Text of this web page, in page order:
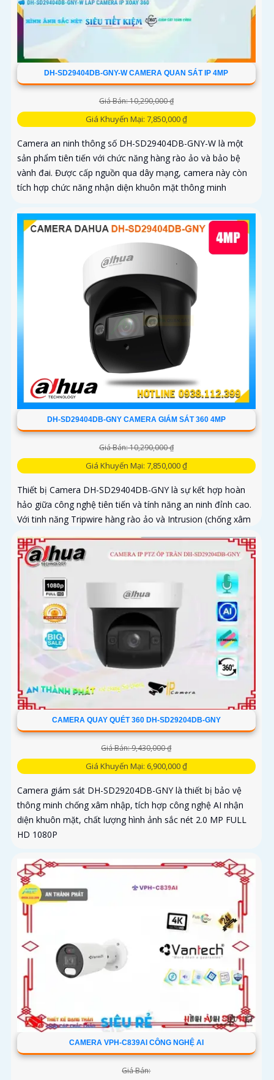
DH-SD29404DB-GNY-W CAMERA QUAN SÁT IP 4MP
Giá Bán: 10,290,000 ₫
Giá Khuyến Mại: 7,850,000 ₫
Camera an ninh thông số DH-SD29404DB-GNY-W là một
sản phẩm tiên tiến với chức năng hàng rào ảo và bảo bệ
vành đai. Được cấp nguồn qua dây mạng, camera này còn
tích hợp chức năng nhận diện khuôn mặt thông minh
DH-SD29404DB-GNY CAMERA GIÁM SÁT 360 4MP
Giá Bán: 10,290,000 ₫
Giá Khuyến Mại: 7,850,000 ₫
Thiết bị Camera DH-SD29404DB-GNY là sự kết hợp hoàn
hảo giữa công nghệ tiên tiến và tính năng an ninh đỉnh cao.
Với tinh năng Tripwire hàng rào ảo và Intrusion (chống xâm
nhập)...
CAMERA QUAY QUÉT 360 DH-SD29204DB-GNY
Giá Bán: 9,430,000 ₫
Giá Khuyến Mại: 6,900,000 ₫
Camera giám sát DH-SD29204DB-GNY là thiết bị bảo vệ
thông minh chống xâm nhập, tích hợp công nghệ AI nhận
diện khuôn mặt, chất lượng hình ảnh sắc nét 2.0 MP FULL
HD 1080P
CAMERA VPH-C839AI CÔNG NGHỆ AI
Giá Bán: